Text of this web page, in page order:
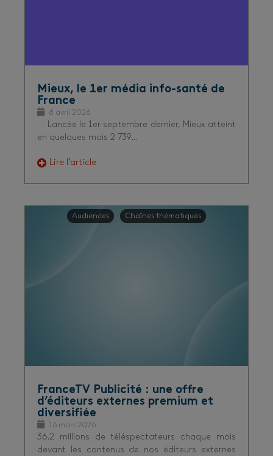
Mieux, le 1er média info-santé de
France
8 avril 2026
Lancée le 1er septembre dernier, Mieux atteint
en quelques mois 2 739…
Lire l’article
Audiences Chaînes thématiques
FranceTV Publicité : une offre
d’éditeurs externes premium et
diversifiée
16 mars 2026
36.2 millions de téléspectateurs chaque mois
devant les contenus de nos éditeurs externes